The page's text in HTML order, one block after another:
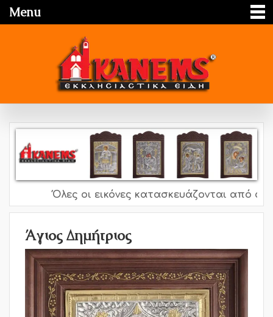
Menu
Όλες οι εικόνες κατασκευάζονται από
Άγιος Δημήτριος